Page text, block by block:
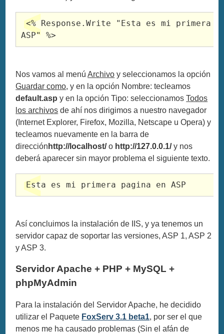
<% Response.Write "Esta es mi primera pagina en
ASP" %>
Nos vamos al menúArchivo y seleccionamos la opción
Guardar como, y en la opción Nombre: tecleamos
default.asp y en la opción Tipo: seleccionamosTodos
los archivos de ahí nos dirigimos a nuestro navegador
(Internet Explorer, Firefox, Mozilla, Netscape u Opera) y
tecleamos nuevamente en la barra de
dirección http://localhost/o http://127.0.0.1/y nos
deberá aparecer sin mayor problema el siguiente texto.
Esta es mi primera pagina en ASP
Así concluimos la instalación de IIS, y ya tenemos un
servidor capaz de soportar las versiones, ASP 1, ASP 2
y ASP 3.
Servidor Apache + PHP + MySQL +
phpMyAdmin
Para la instalación del Servidor Apache, he decidido
utilizar el Paquete FoxServ 3.1 beta1, por ser el que
menos me ha causado problemas (Sin el afán de